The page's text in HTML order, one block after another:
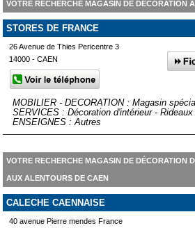
VOTRE RECHERCHE MAGASIN DE DÉCORATION
STORES DE FRANCE
26 Avenue de Thies Pericentre 3
14000 - CAEN
MOBILIER - DECORATION : Magasin
SERVICES : Décoration d'intérieur -
ENSEIGNES : Autres
VOTRE RECHERCHE MAGASIN DE DÉCORATION
AUX ALENTOURS DE CAEN
CALECHE CAENNAISE
40 avenue Pierre mendes France